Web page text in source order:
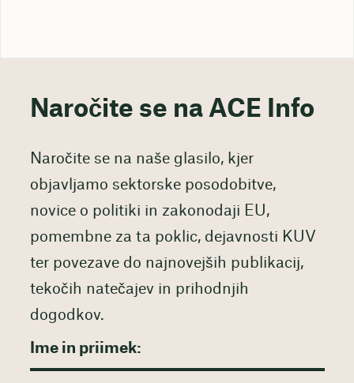
Naročite se na ACE Info
Naročite se na naše glasilo, kjer
objavljamo sektorske posodobitve,
novice o politiki in zakonodaji EU,
pomembne za ta poklic, dejavnosti KUV
ter povezave do najnovejših publikacij,
tekočih natečajev in prihodnjih
dogodkov.